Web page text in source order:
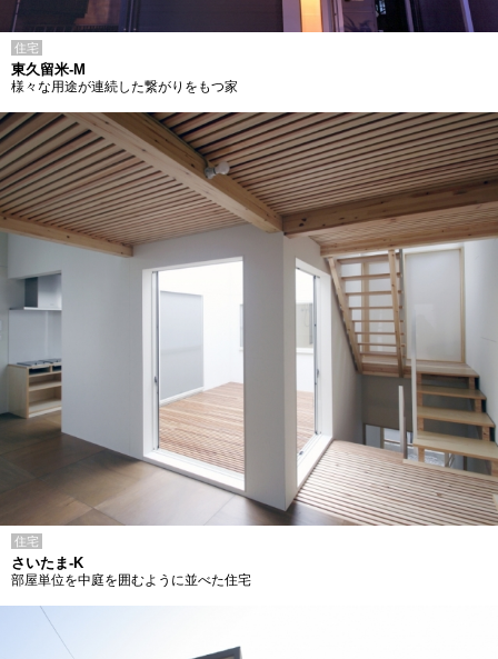
住宅
東久留米-M
様々な用途が連続した繋がりをもつ家
住宅
さいたま-K
部屋単位を中庭を囲むように並べた住宅